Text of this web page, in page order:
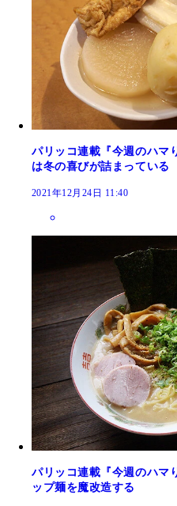
パリッコ連載『今週のハマ
は冬の喜びが詰まっている
2021年12月24日 11:40
パリッコ連載『今週のハマ
ップ麺を魔改造する